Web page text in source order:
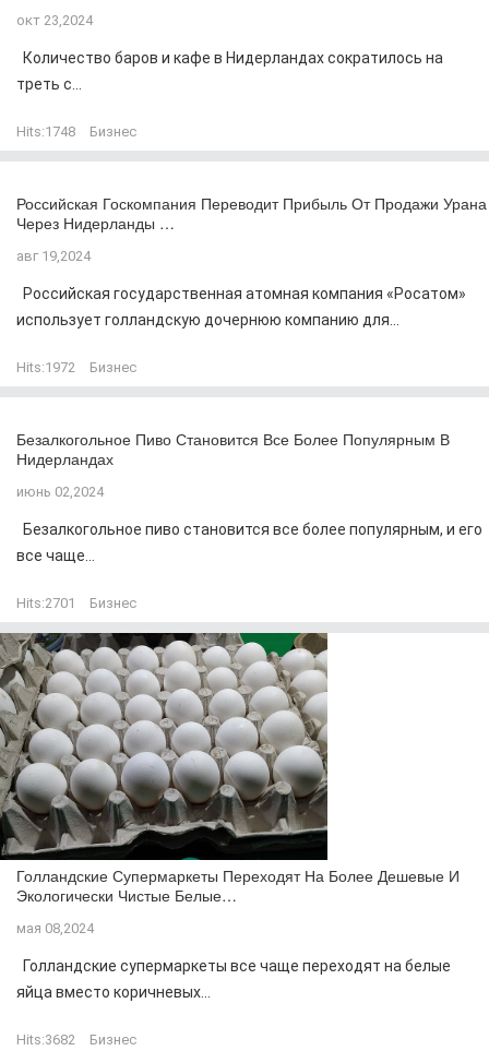
окт 23,2024
Количество баров и кафе в Нидерландах сократилось на
треть с...
Hits:1748 Бизнес
Российская Госкомпания Переводит Прибыль От Продажи Урана
Через Нидерланды …
авг 19,2024
Российская государственная атомная компания «Росатом»
использует голландскую дочернюю компанию для...
Hits:1972 Бизнес
Безалкогольное Пиво Становится Все Более Популярным В
Нидерландах
июнь 02,2024
Безалкогольное пиво становится все более популярным, и его
все чаще...
Hits:2701 Бизнес
Голландские Супермаркеты Переходят На Более Дешевые И
Экологически Чистые Белые…
мая 08,2024
Голландские супермаркеты все чаще переходят на белые
яйца вместо коричневых...
Hits:3682 Бизнес